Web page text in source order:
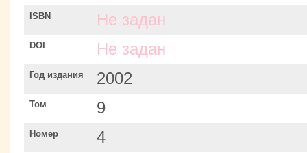
ISBN Не задан
DOI Не задан
Год издания 2002
Том 9
Номер 4